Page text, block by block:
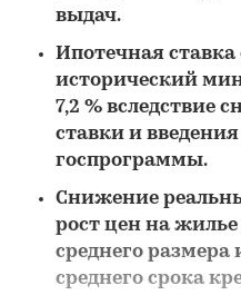
выдач.
Ипотечная ставка
исторический
7,2 % вследствие
ставки и
госпрограммы.
Снижение
рост цен на
среднего размера
среднего срока